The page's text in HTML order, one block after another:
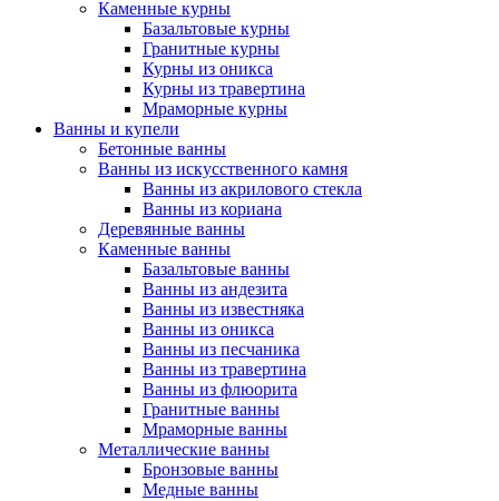
Каменные курны
Базальтовые курны
Гранитные курны
Курны из оникса
Курны из травертина
Мраморные курны
Ванны и купели
Бетонные ванны
Ванны из искусственного камня
Ванны из акрилового стекла
Ванны из кориана
Деревянные ванны
Каменные ванны
Базальтовые ванны
Ванны из андезита
Ванны из известняка
Ванны из оникса
Ванны из песчаника
Ванны из травертина
Ванны из флюорита
Гранитные ванны
Мраморные ванны
Металлические ванны
Бронзовые ванны
Медные ванны